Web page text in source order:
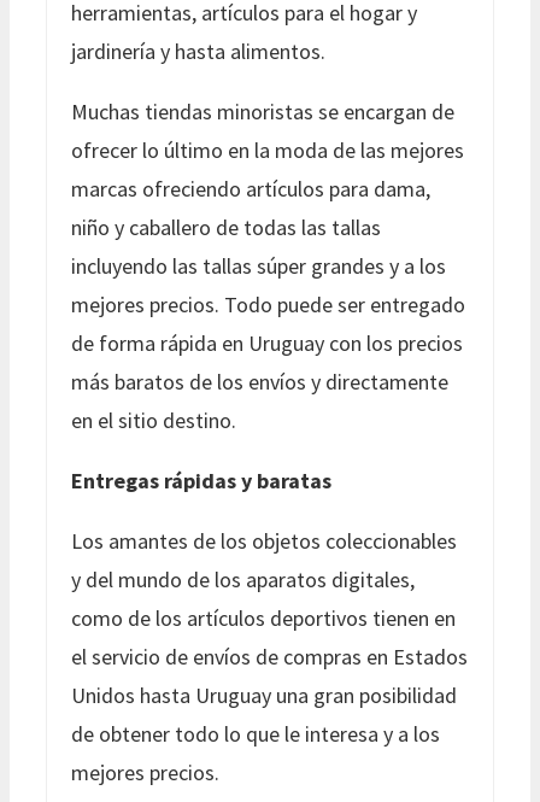
herramientas, artículos para el hogar y
jardinería y hasta alimentos.
Muchas tiendas minoristas se encargan de
ofrecer lo último en la moda de las mejores
marcas ofreciendo artículos para dama,
niño y caballero de todas las tallas
incluyendo las tallas súper grandes y a los
mejores precios. Todo puede ser entregado
de forma rápida en Uruguay con los precios
más baratos de los envíos y directamente
en el sitio destino.
Entregas rápidas y baratas
Los amantes de los objetos coleccionables
y del mundo de los aparatos digitales,
como de los artículos deportivos tienen en
el servicio de envíos de compras en Estados
Unidos hasta Uruguay una gran posibilidad
de obtener todo lo que le interesa y a los
mejores precios.